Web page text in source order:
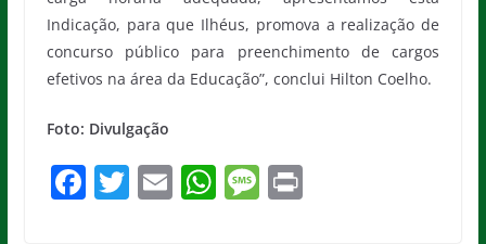
Indicação, para que Ilhéus, promova a realização de
concurso público para preenchimento de cargos
efetivos na área da Educação”, conclui Hilton Coelho.
Foto: Divulgação
F T E W M Pr